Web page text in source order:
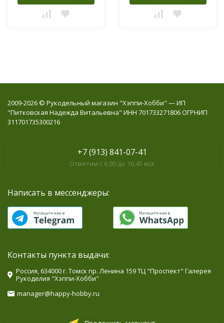
2009-2026 © Рукодельный магазин "Хэппи-Хобби" — ИП
"Питковская Надежда Витальевна" ИНН 701733271806 ОГРНИП
311701735300216
+7 (913) 841-07-41
Ответим с 6.00 до 16.45 мск
Написать в мессенджеры:
Контакты пункта выдачи:
Россия, 634000 г. Томск пр. Ленина 159 ТЦ "Проспект" Галерея
Рукоделия "Хэппи-Хобби"
manager@happy-hobby.ru